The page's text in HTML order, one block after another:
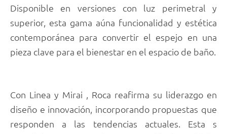
Disponible en versiones con luz perimetral y
superior, esta gama aúna funcionalidad y estética
contemporánea para convertir el espejo en una
pieza clave para el bienestar en el espacio de baño.
Con Linea y Mirai , Roca reafirma su liderazgo en
diseño e innovación, incorporando propuestas que
responden a las tendencias actuales. Esta s